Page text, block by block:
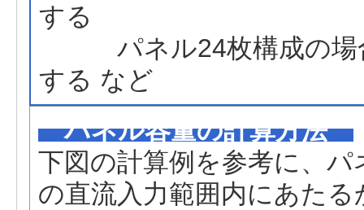
する
パネル24枚構成の場
する など
パネル容量の計算方法
下図の計算例を参考に、
の直流入力範囲内にあた